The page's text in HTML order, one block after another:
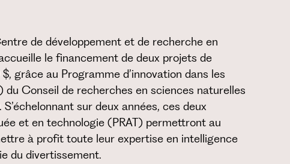
de développement et de recherche en
le financement de deux projets de
grâce au Programme d’innovation dans les
Conseil de recherches en sciences naturelles
sur deux années, ces deux
et en technologie (PRAT) permettront au
à profit toute leur expertise en intelligence
du divertissement.